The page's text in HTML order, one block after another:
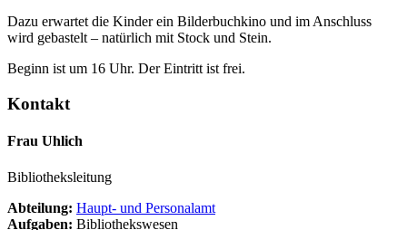
Dazu erwartet die Kinder ein Bilderbuchkino und im Anschluss
wird gebastelt – natürlich mit Stock und Stein.
Beginn ist um 16 Uhr. Der Eintritt ist frei.
Kontakt
Frau Uhlich
Bibliotheksleitung
Abteilung: Haupt- und Personalamt
Aufgaben: Bibliothekswesen